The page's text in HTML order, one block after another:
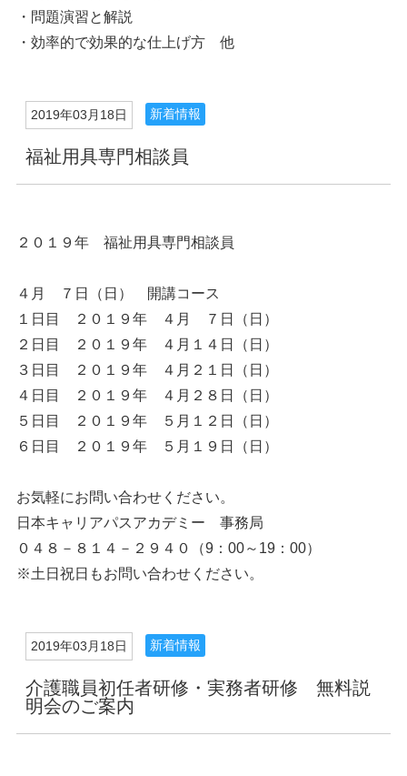
・問題演習と解説
・効率的で効果的な仕上げ方 他
2019年03月18日 新着情報
福祉用具専門相談員
２０１９年 福祉用具専門相談員
４月 ７日（日） 開講コース
１日目 ２０１９年 ４月 ７日（日）
２日目 ２０１９年 ４月１４日（日）
３日目 ２０１９年 ４月２１日（日）
４日目 ２０１９年 ４月２８日（日）
５日目 ２０１９年 ５月１２日（日）
６日目 ２０１９年 ５月１９日（日）
お気軽にお問い合わせください。
日本キャリアパスアカデミー 事務局
０４８－８１４－２９４０（9：00～19：00）
※土日祝日もお問い合わせください。
2019年03月18日 新着情報
介護職員初任者研修・実務者研修 無料説
明会のご案内